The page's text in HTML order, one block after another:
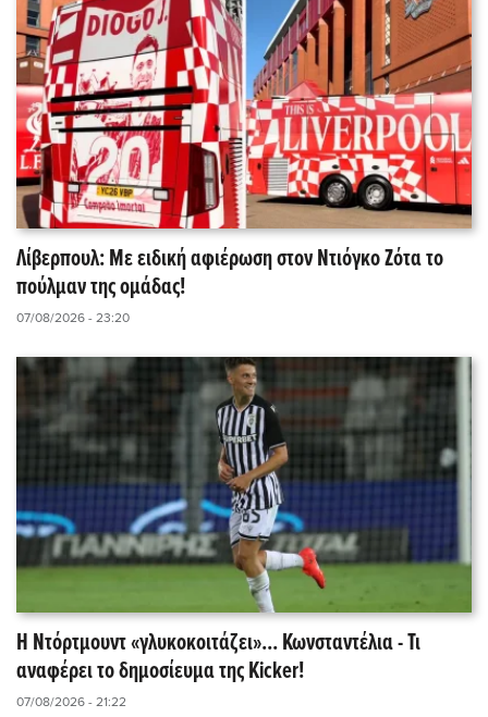
Λίβερπουλ: Με ειδική αφιέρωση στον Ντιόγκο Ζότα το
πούλμαν της ομάδας!
07/08/2026 - 23:20
Η Ντόρτμουντ «γλυκοκοιτάζει»... Κωνσταντέλια - Τι
αναφέρει το δημοσίευμα της Kicker!
07/08/2026 - 21:22